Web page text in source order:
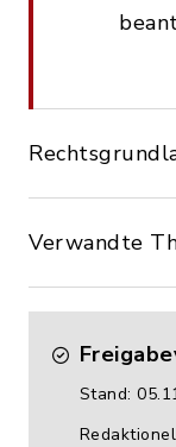
Verwandte
Stand: